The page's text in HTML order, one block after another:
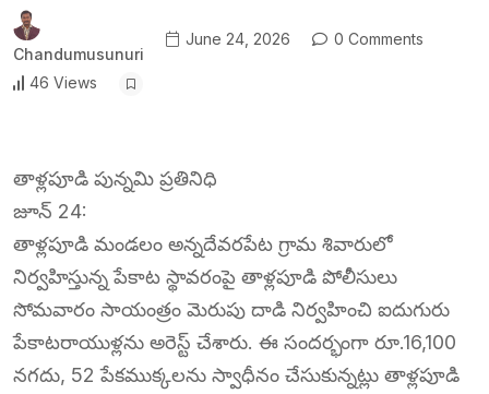
Chandumusunuri
June 24, 2026 0 Comments
46 Views
తాళ్లపూడి పున్నమి ప్రతినిధి
జూన్ 24:
తాళ్లపూడి మండలం అన్నదేవరపేట గ్రామ శివారులో
నిర్వహిస్తున్న పేకాట స్థావరంపై తాళ్లపూడి పోలీసులు
సోమవారం సాయంత్రం మెరుపు దాడి నిర్వహించి ఐదుగురు
పేకాటరాయుళ్లను అరెస్ట్ చేశారు. ఈ సందర్భంగా రూ.16,100
నగదు, 52 పేకముక్కలను స్వాధీనం చేసుకున్నట్లు తాళ్లపూడి